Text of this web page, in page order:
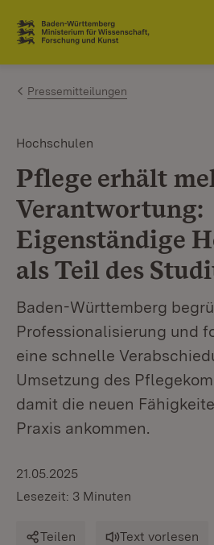
Zum Inhalt springen
Link zur Startseite
Pressemitteilungen
Hochschulen
Pflege erhält
Verantwortung:
Eigenständige
als Teil des
Baden-Württemberg
Professionalisierung und
eine schnelle
Umsetzung des
damit die neuen
Praxis ankommen.
21.05.2025
Lesezeit: 3 Minuten
Teilen Text vorlesen